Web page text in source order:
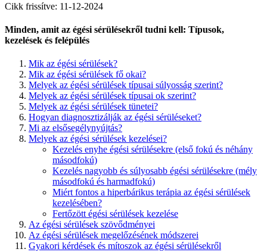
Cikk frissítve: 11-12-2024
Minden, amit az égési sérülésekről tudni kell: Típusok,
kezelések és felépülés
Mik az égési sérülések?
Mik az égési sérülések fő okai?
Melyek az égési sérülések típusai súlyosság szerint?
Melyek az égési sérülések típusai ok szerint?
Melyek az égési sérülések tünetei?
Hogyan diagnosztizálják az égési sérüléseket?
Mi az elsősegélynyújtás?
Melyek az égési sérülések kezelései?
Kezelés enyhe égési sérülésekre (első fokú és néhány
másodfokú)
Kezelés nagyobb és súlyosabb égési sérülésekre (mély
másodfokú és harmadfokú)
Miért fontos a hiperbárikus terápia az égési sérülések
kezelésében?
Fertőzött égési sérülések kezelése
Az égési sérülések szövődményei
Az égési sérülések megelőzésének módszerei
Gyakori kérdések és mítoszok az égési sérülésekről